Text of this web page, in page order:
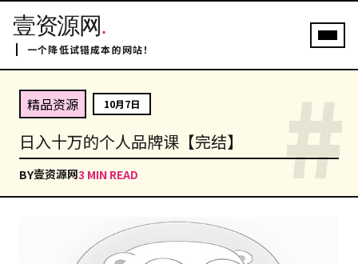
壹资源网.
一个降低试错成本的网站！
#
精品资源 10月7日
日入十万的个人品牌课【完结】
BY壹资源网3 MIN READ